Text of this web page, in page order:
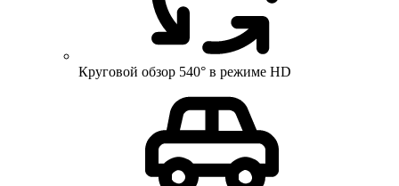
Круговой обзор 540° в режиме HD